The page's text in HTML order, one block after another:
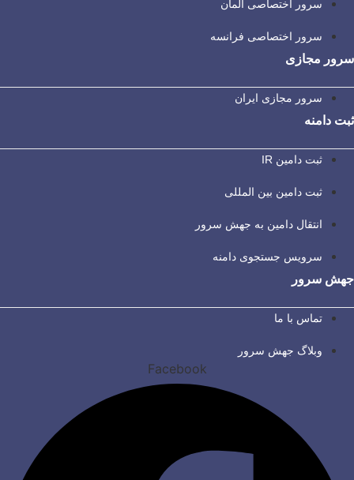
سرور اختصاصی آلمان
سرور اختصاصی فرانسه
سرور مجازی
سرور مجازی ایران
ثبت دامنه
ثبت دامین IR
ثبت دامین بین المللی
انتقال دامین به جهش سرور
سرویس جستجوی دامنه
جهش سرور
تماس با ما
وبلاگ جهش سرور
Facebook